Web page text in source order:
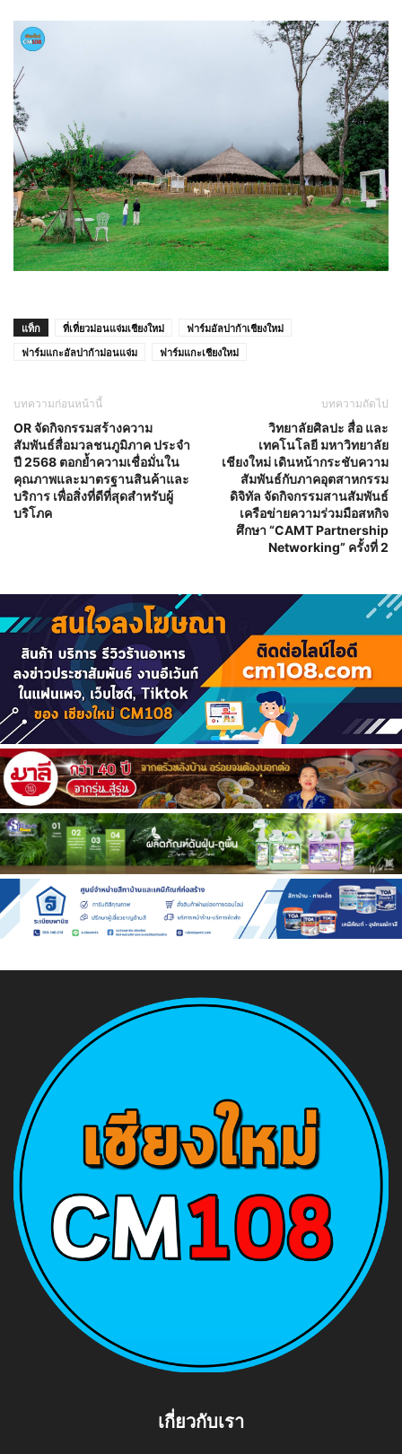
แท็ก ที่เที่ยวม่อนแจ่มเชียงใหม่
ฟาร์มอัลปาก้าเชียงใหม่
ฟาร์มแกะอัลปาก้าม่อนแจ่ม
ฟาร์มแกะเชียงใหม่
บทความก่อนหน้านี้
OR จัดกิจกรรมสร้างความ
สัมพันธ์สื่อมวลชนภูมิภาค ประจำ
ปี 2568 ตอกย้ำความเชื่อมั่นใน
คุณภาพและมาตรฐานสินค้าและ
บริการ เพื่อสิ่งที่ดีที่สุดสำหรับผู้
บริโภค
บทความถัดไป
วิทยาลัยศิลปะ สื่อ และ
เทคโนโลยี มหาวิทยาลัย
เชียงใหม่ เดินหน้ากระชับความ
สัมพันธ์กับภาคอุตสาหกรรม
ดิจิทัล จัดกิจกรรมสานสัมพันธ์
เครือข่ายความร่วมมือสหกิจ
ศึกษา “CAMT Partnership
Networking” ครั้งที่ 2
เกี่ยวกับเรา